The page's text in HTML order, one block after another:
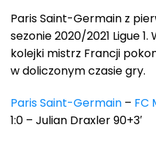
Paris Saint-Germain z
sezonie 2020/2021 Ligue
kolejki mistrz Francji
w doliczonym czasie gry.
Paris Saint-Germain – FC
1:0 – Julian Draxler 90+3′